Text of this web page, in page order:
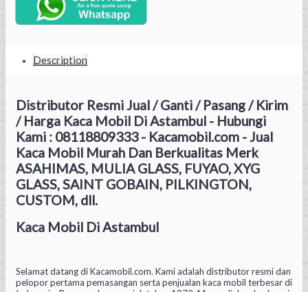
Description
Distributor Resmi Jual / Ganti / Pasang / Kirim
/ Harga Kaca Mobil Di Astambul - Hubungi
Kami : 08118809333 - Kacamobil.com - Jual
Kaca Mobil Murah Dan Berkualitas Merk
ASAHIMAS, MULIA GLASS, FUYAO, XYG
GLASS, SAINT GOBAIN, PILKINGTON,
CUSTOM, dll.
Kaca Mobil Di Astambul
Selamat datang di Kacamobil.com. Kami adalah distributor resmi dan
pelopor pertama pemasangan serta penjualan kaca mobil terbesar di